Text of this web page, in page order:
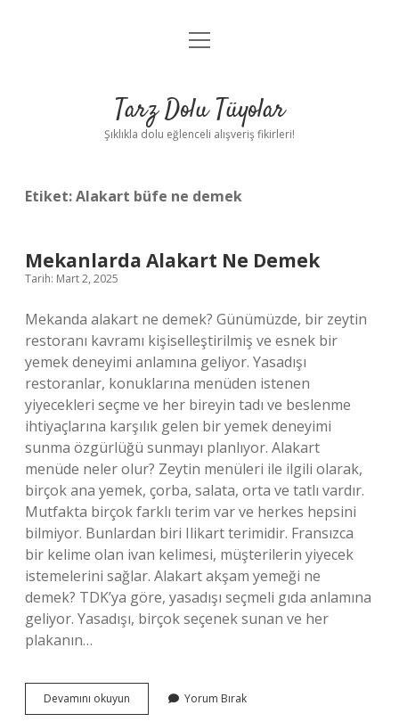
Anasayfa
Yasal Uyarı
menüyü
Tarz Dolu Tüyolar
Şıklıkla dolu eğlenceli alışveriş fikirleri!
Etiket:Alakart büfe ne demek
Mekanlarda Alakart Ne Demek
Tarih: Mart 2, 2025
Mekanda alakart ne demek? Günümüzde, bir zeytin
restoranı kavramı kişiselleştirilmiş ve esnek bir
yemek deneyimi anlamına geliyor. Yasadışı
restoranlar, konuklarına menüden istenen
yiyecekleri seçme ve her bireyin tadı ve beslenme
ihtiyaçlarına karşılık gelen bir yemek deneyimi
sunma özgürlüğü sunmayı planlıyor. Alakart
menüde neler olur? Zeytin menüleri ile ilgili olarak,
birçok ana yemek, çorba, salata, orta ve tatlı vardır.
Mutfakta birçok farklı terim var ve herkes hepsini
bilmiyor. Bunlardan biri Ilikart terimidir. Fransızca
bir kelime olan ivan kelimesi, müşterilerin yiyecek
istemelerini sağlar. Alakart akşam yemeği ne
demek? TDK’ya göre, yasadışı seçmeli gıda anlamına
geliyor. Yasadışı, birçok seçenek sunan ve her
plakanın…
Devamını okuyun Mekanlarda
Alakart
Yorum Bırak